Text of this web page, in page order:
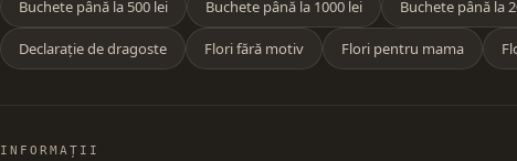
Buchete până la 500 lei Buchete până la 1000 lei Buchete până la
Declarație de dragoste Flori fără motiv Flori pentru mama
INFORMAȚII